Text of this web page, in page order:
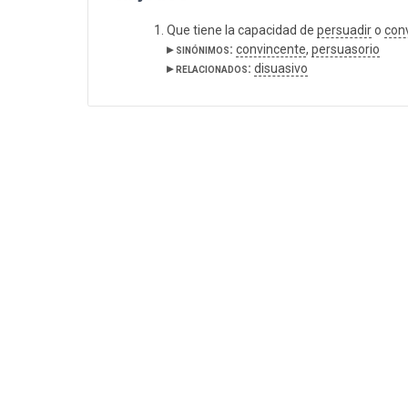
Que tiene la capacidad de persuadiro
▸ sinónimos: convincente, persuasorio
▸ relacionados: disuasivo